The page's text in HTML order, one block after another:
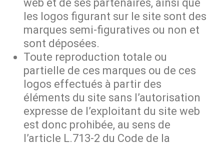
web et de ses partenaires, ainsi que
les logos figurant sur le site sont des
marques semi-figuratives ou non et
sont déposées.
Toute reproduction totale ou
partielle de ces marques ou de ces
logos effectués à partir des
éléments du site sans l’autorisation
expresse de l’exploitant du site web
est donc prohibée, au sens de
l’article L.713-2 du Code de la